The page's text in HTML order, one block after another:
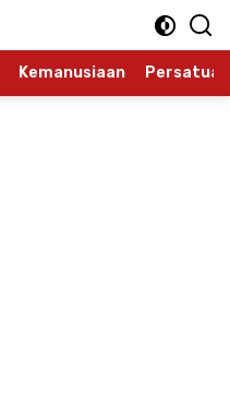
Kemanusiaan Persatuan